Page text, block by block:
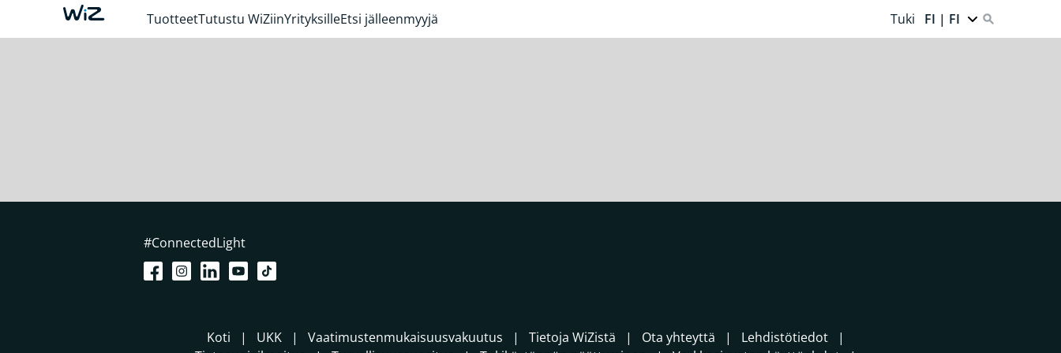
TuotteetTutustu WiZiinYrityksilleEtsi jälleenmyyjä Tuki FI | FI
#ConnectedLight
Koti UKK Vaatimustenmukaisuusvakuutus Tietoja WiZistä Ota yhteyttä
Lehdistötiedot